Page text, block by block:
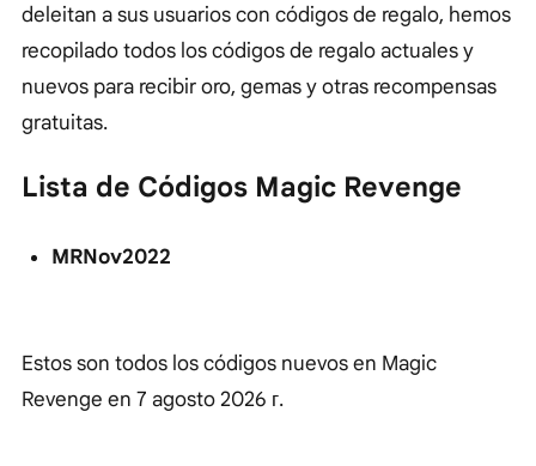
deleitan a sus usuarios con códigos de regalo, hemos
recopilado todos los códigos de regalo actuales y
nuevos para recibir oro, gemas y otras recompensas
gratuitas.
Lista de Códigos Magic Revenge
MRNov2022
Estos son todos los códigos nuevos en Magic
Revenge en 7 agosto 2026 г.